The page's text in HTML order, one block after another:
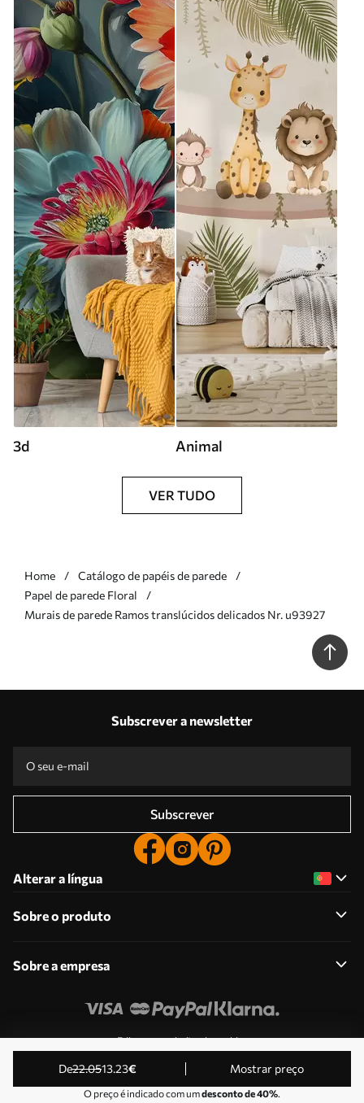
de22.0513.23€ Mostrar preço
O preço é indicado com umdesconto de 40%.
3d Animal
VER TUDO
Home
Catálogo de papéis de parede
Papel de parede Floral
Murais de parede Ramos translúcidos delicados Nr. u93927
Subscrever a newsletter
Subscrever
Alterar a língua
Sobre o produto
Sobre a empresa
Edite as permissões de cookies
© 2011-2026 Uwalls . Todos os direitos reservados.
Operado por KLW Sp. z o.o. VAT ID: PL9223057591.